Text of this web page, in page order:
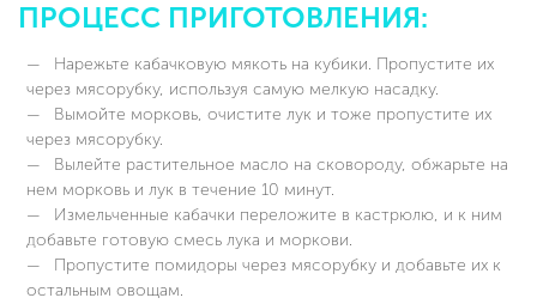
ПРОЦЕСС ПРИГОТОВЛЕНИЯ:
Нарежьте кабачковую мякоть на кубики. Пропустите их
через мясорубку, используя самую мелкую насадку.
Вымойте морковь, очистите лук и тоже пропустите их
через мясорубку.
Вылейте растительное масло на сковороду, обжарьте на
нем морковь и лук в течение 10 минут.
Измельченные кабачки переложите в кастрюлю, и к ним
добавьте готовую смесь лука и моркови.
Пропустите помидоры через мясорубку и добавьте их к
остальным овощам.